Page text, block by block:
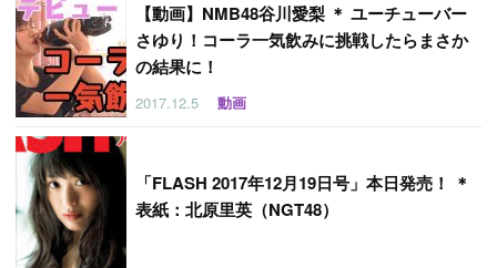
【動画】NMB48谷川愛梨 ＊ ユーチューバー
さゆり！コーラ一気飲みに挑戦したらまさか
の結果に！
2017.12.5 動画
「FLASH 2017年12月19日号」本日発売！ ＊
表紙：北原里英（NGT48）